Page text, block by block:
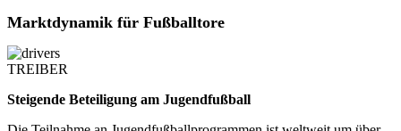
Marktdynamik für Fußballtore
TREIBER
Steigende Beteiligung am Jugendfußball